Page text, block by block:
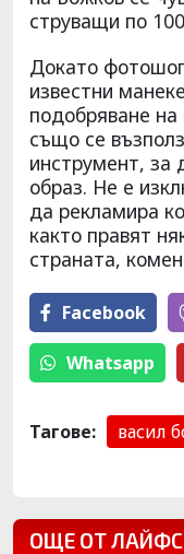
струващи по
Докато
известни
подобряване
също се
инструмент, за
образ. Не е
да рекламира
както правят
страната,
Facebook
Whatsapp
Тагове: васил
ОЩЕ ОТ